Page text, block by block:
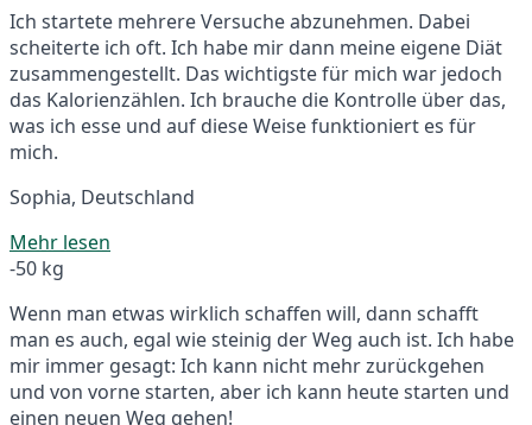
Ich startete mehrere Versuche abzunehmen. Dabei
scheiterte ich oft. Ich habe mir dann meine eigene Diät
zusammengestellt. Das wichtigste für mich war jedoch
das Kalorienzählen. Ich brauche die Kontrolle über das,
was ich esse und auf diese Weise funktioniert es für
mich.
Sophia, Deutschland
Mehr lesen
-50 kg
Wenn man etwas wirklich schaffen will, dann schafft
man es auch, egal wie steinig der Weg auch ist. Ich habe
mir immer gesagt: Ich kann nicht mehr zurückgehen
und von vorne starten, aber ich kann heute starten und
einen neuen Weg gehen!